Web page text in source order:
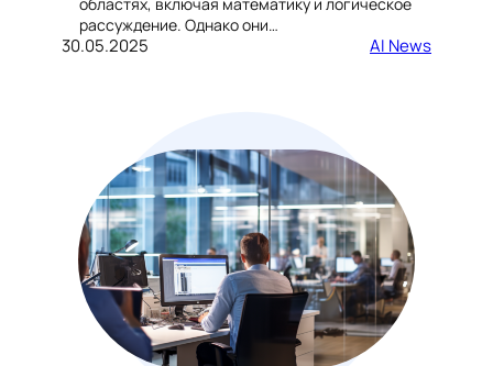
областях, включая математику и логическое
рассуждение. Однако они…
30.05.2025 AI News